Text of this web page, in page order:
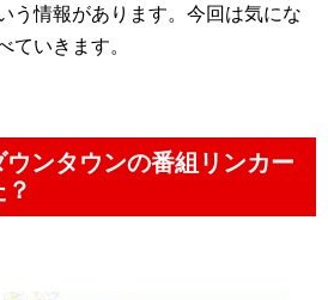
う情報があります。今回は気にな
ていきます。
ンタウンの番組リンカー